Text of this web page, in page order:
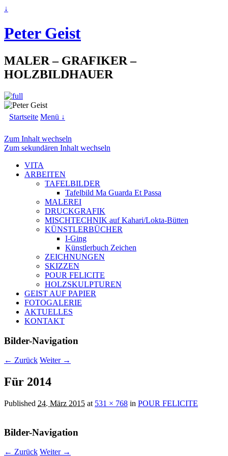
↓
Peter Geist
MALER – GRAFIKER –
HOLZBILDHAUER
Startseite Menü ↓
Zum Inhalt wechseln
Zum sekundären Inhalt wechseln
VITA
ARBEITEN
TAFELBILDER
Tafelbild Ma Guarda Et Passa
MALEREI
DRUCKGRAFIK
MISCHTECHNIK auf Kahari/Lokta-Bütten
KÜNSTLERBÜCHER
I-Ging
Künstlerbuch Zeichen
ZEICHNUNGEN
SKIZZEN
POUR FELICITE
HOLZSKULPTUREN
GEIST AUF PAPIER
FOTOGALERIE
AKTUELLES
KONTAKT
Bilder-Navigation
← Zurück Weiter →
Für 2014
Published 24. März 2015 at 531 × 768 in POUR FELICITE
Bilder-Navigation
← Zurück Weiter →